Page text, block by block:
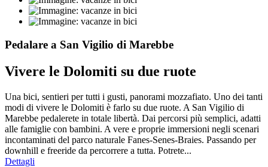
Pedalare a San Vigilio di Marebbe
Vivere le Dolomiti su due ruote
Una bici, sentieri per tutti i gusti, panorami mozzafiato. Uno dei tanti
modi di vivere le Dolomiti è farlo su due ruote. A San Vigilio di
Marebbe pedalerete in totale libertà. Dai percorsi più semplici, adatti
alle famiglie con bambini. A vere e proprie immersioni negli scenari
incontaminati del parco naturale Fanes-Senes-Braies. Passando per
downhill e freeride da percorrere a tutta. Potrete...
Dettagli